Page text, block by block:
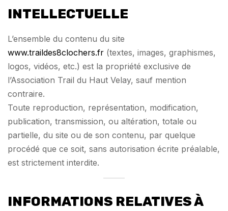
INTELLECTUELLE
L’ensemble du contenu du site
www.traildes8clochers.fr (textes, images, graphismes,
logos, vidéos, etc.) est la propriété exclusive de
l’Association Trail du Haut Velay, sauf mention
contraire.
Toute reproduction, représentation, modification,
publication, transmission, ou altération, totale ou
partielle, du site ou de son contenu, par quelque
procédé que ce soit, sans autorisation écrite préalable,
est strictement interdite.
INFORMATIONS RELATIVES À